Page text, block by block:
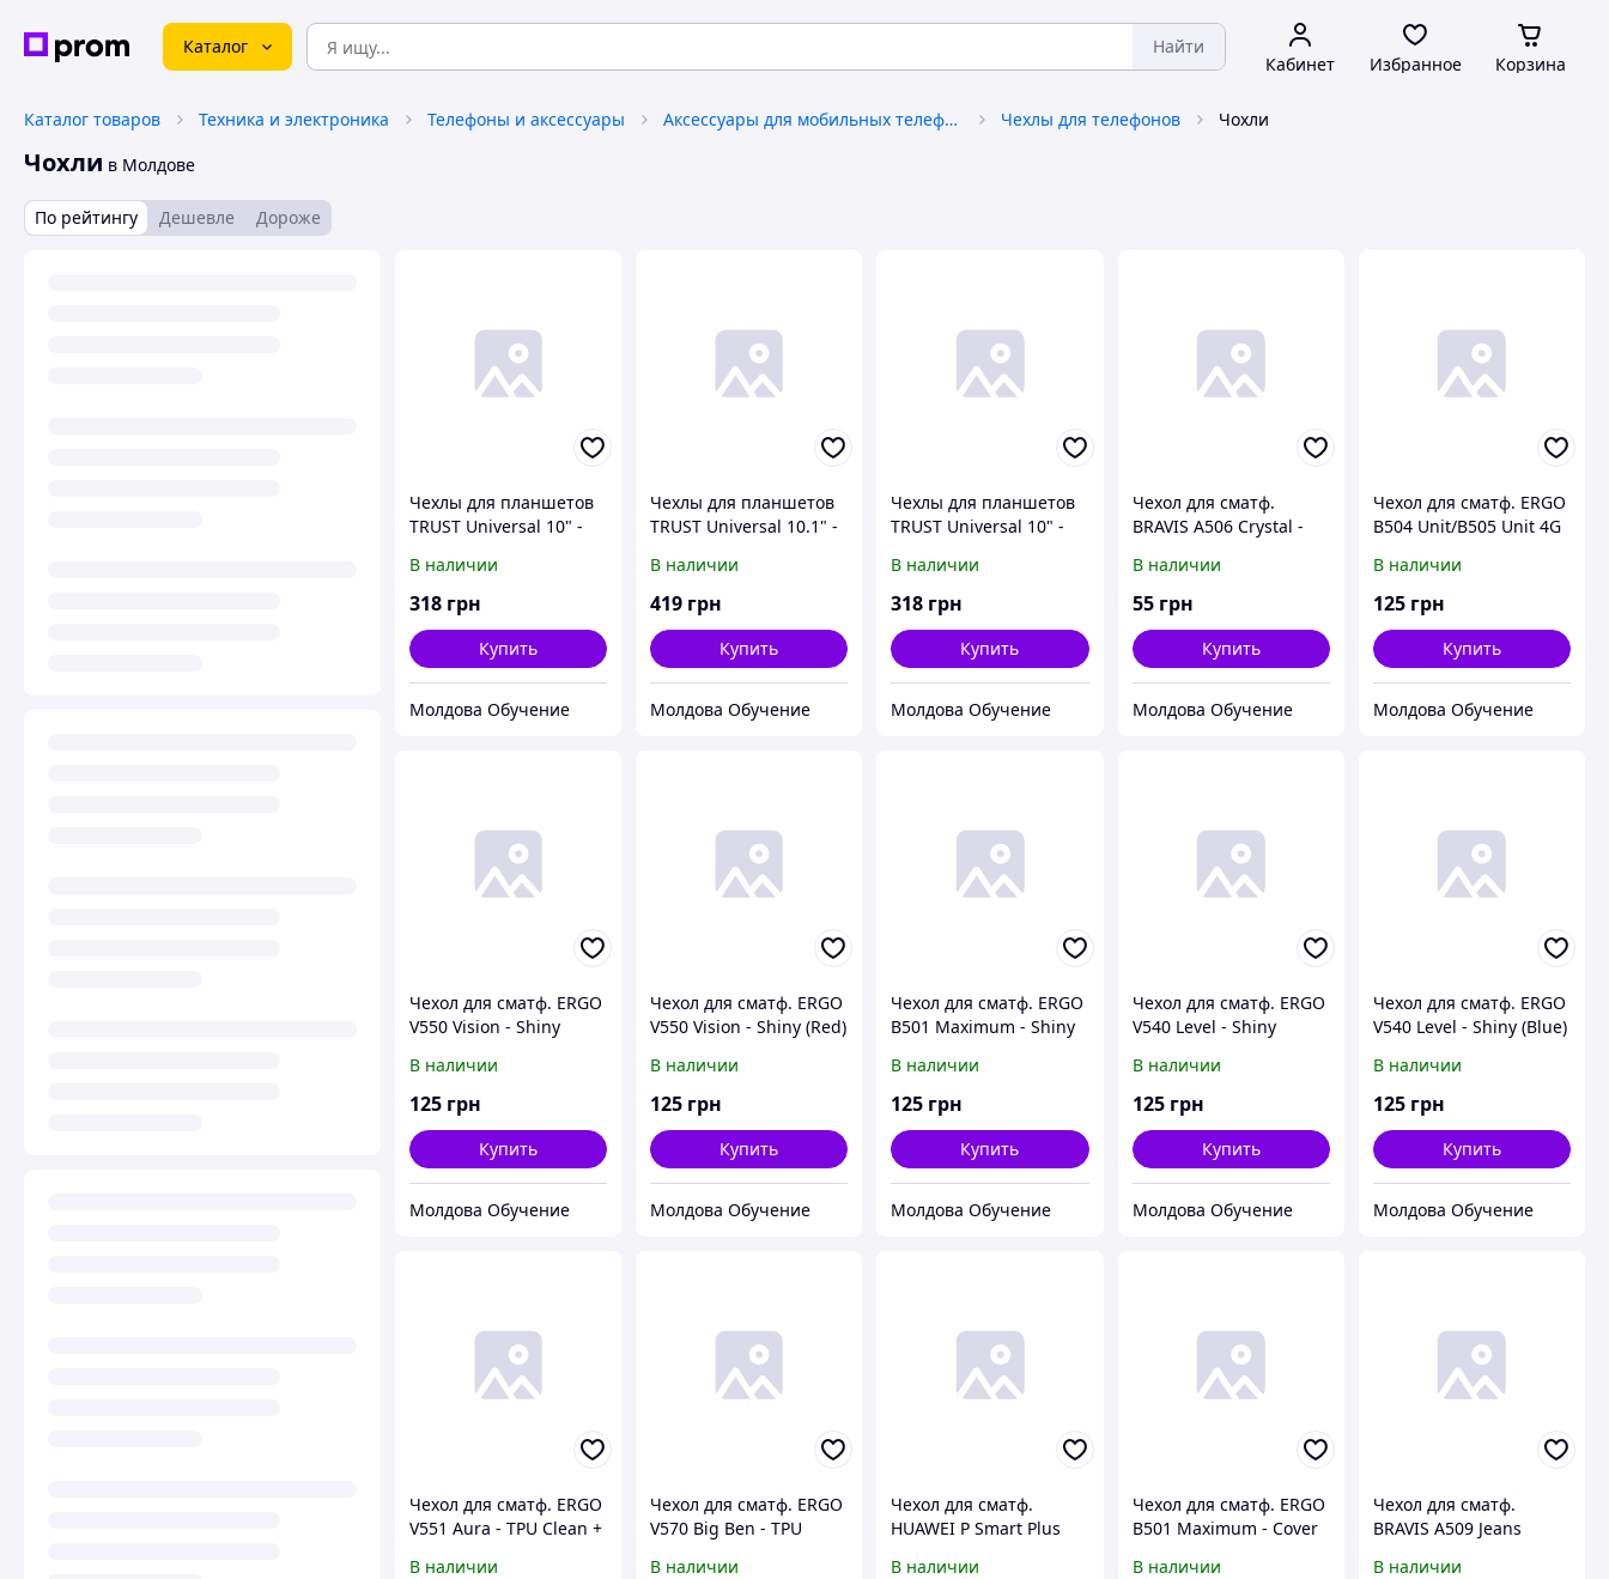
Каталог Найти
Кабинет Избранное Корзина
Каталог товаров Техника и электроника Телефоны и аксессуары Аксессуары для мобильных телефонов Чехлы для телефонов Чохли
Чохли в Молдове
По рейтингу Дешевле Дороже
Чехлы для планшетов
TRUST Universal 10" -
tablets (красный)
В наличии
318 грн
Купить
Молдова Обучение
Чехлы для планшетов
TRUST Universal 10.1" -
(черный)
В наличии
419 грн
Купить
Молдова Обучение
Чехлы для планшетов
TRUST Universal 10" -
tablets (черный)
В наличии
318 грн
Купить
Молдова Обучение
Чехол для сматф.
BRAVIS A506 Crystal -
В наличии
55 грн
Купить
Молдова Обучение
Чехол для сматф. ERGO
B504 Unit/B505 Unit 4G
В наличии
125 грн
Купить
Молдова Обучение
Чехол для сматф. ERGO
V550 Vision - Shiny
В наличии
125 грн
Купить
Молдова Обучение
Чехол для сматф. ERGO
V550 Vision - Shiny (Red)
В наличии
125 грн
Купить
Молдова Обучение
Чехол для сматф. ERGO
B501 Maximum - Shiny
В наличии
125 грн
Купить
Молдова Обучение
Чехол для сматф. ERGO
V540 Level - Shiny
В наличии
125 грн
Купить
Молдова Обучение
Чехол для сматф. ERGO
V540 Level - Shiny (Blue)
В наличии
125 грн
Купить
Молдова Обучение
Чехол для сматф. ERGO
V551 Aura - TPU Clean +
В наличии
Чехол для сматф. ERGO
V570 Big Ben - TPU
В наличии
Чехол для сматф.
HUAWEI P Smart Plus
В наличии
Чехол для сматф. ERGO
B501 Maximum - Cover
В наличии
Чехол для сматф.
BRAVIS A509 Jeans
В наличии